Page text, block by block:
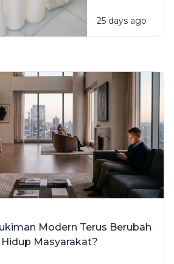
Bahan
Pembersih
25 days ago
Modern Terus Berubah
Masyarakat?